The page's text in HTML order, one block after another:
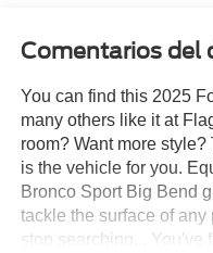
Comentarios del
You can find this 2025
many others like it at
room? Want more
is the vehicle for you.
Bronco Sport Big Bend
tackle the surface of
stop searching... You've